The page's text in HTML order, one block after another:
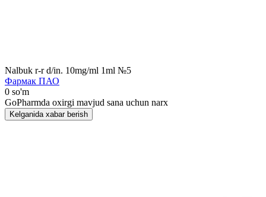
Nalbuk r-r d/in. 10mg/ml 1ml №5
Фармак ПАО
0 so'm
GoPharmda oxirgi mavjud sana uchun narx
Kelganida xabar berish